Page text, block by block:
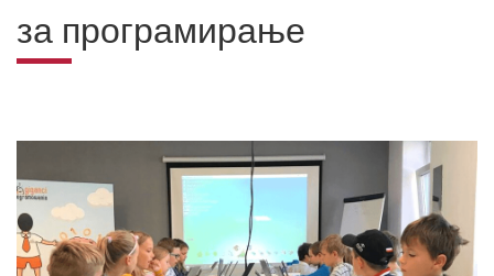
за програмирање